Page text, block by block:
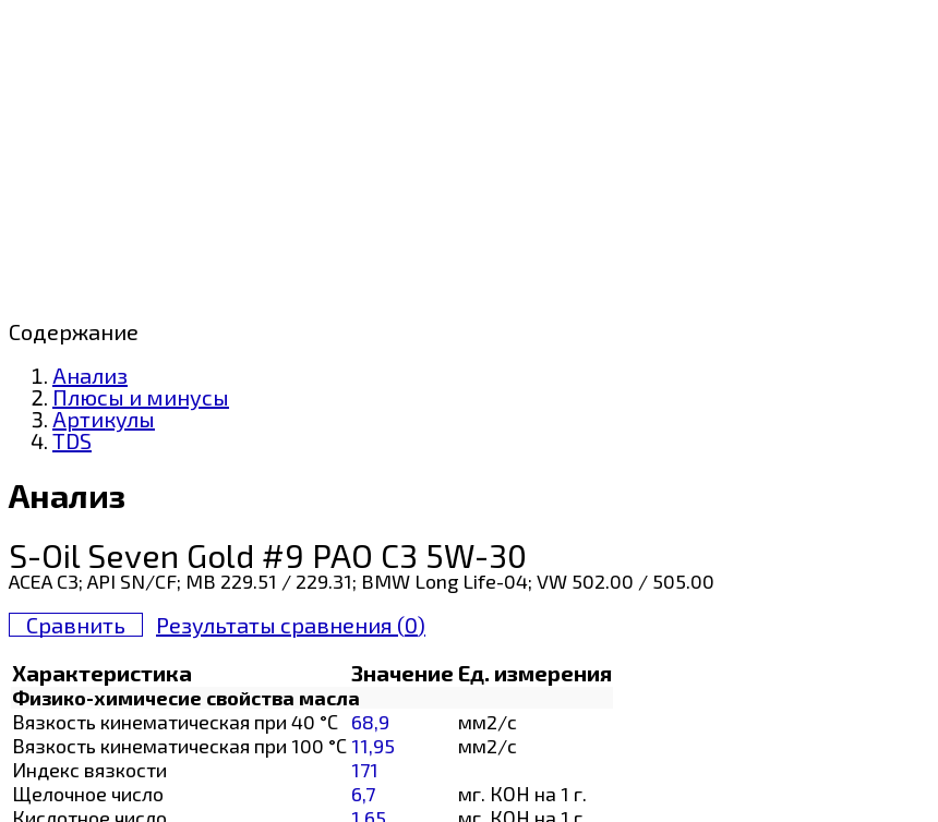
Содержание
Анализ
Плюсы и минусы
Артикулы
TDS
Анализ
S-Oil Seven Gold #9 PAO C3 5W-30
ACEA C3; API SN/CF; MB 229.51 / 229.31; BMW Long Life-04; VW 502.00 / 505.00
Сравнить Результаты сравнения (0)
Характеристика
Значение Ед. измерения
Физико-химичесие свойства масла
Вязкость кинематическая при 40 °С 68,9
мм2/с
Вязкость кинематическая при 100 °С 11,95
мм2/с
Индекс вязкости
171
Щелочное число
6,7
мг. КОН на 1 г.
Кислотное число
1,65
мг. КОН на 1 г.